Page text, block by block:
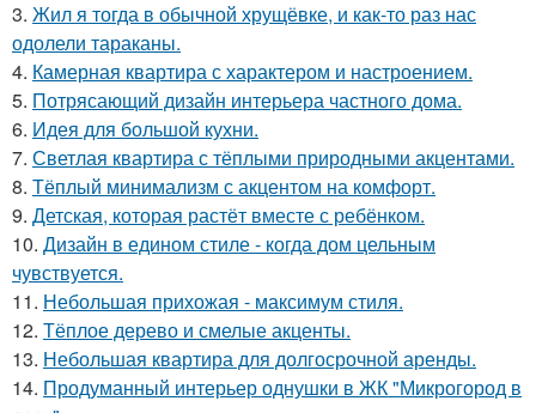
3. Жил я тогда в обычной хрущёвке, и как-то раз нас
одолели тараканы.
4. Камерная квартира с характером и настроением.
5. Потрясающий дизайн интерьера частного дома.
6. Идея для большой кухни.
7. Светлая квартира с тёплыми природными акцентами.
8. Тёплый минимализм с акцентом на комфорт.
9. Детская, которая растёт вместе с ребёнком.
10. Дизайн в едином стиле - когда дом цельным
чувствуется.
11. Небольшая прихожая - максимум стиля.
12. Тёплое дерево и смелые акценты.
13. Небольшая квартира для долгосрочной аренды.
14. Продуманный интерьер однушки в ЖК "Микрогород в